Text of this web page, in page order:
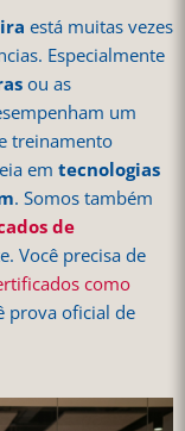
está muitas vezes
Especialmente
ou as
um
treinamento
em tecnologias
. Somos também
de
Você precisa de
como
prova oficial de